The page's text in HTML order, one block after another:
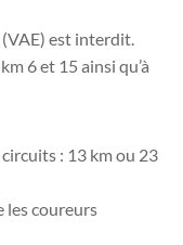
(VAE) est interdit.
6 et 15 ainsi qu’à
: 13 km ou 23
les coureurs